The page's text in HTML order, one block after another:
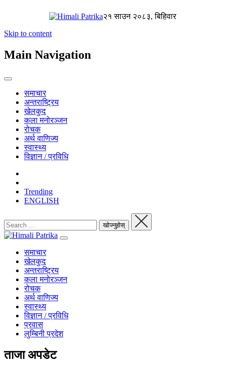
२१ साउन २०८३, बिहिवार
Skip to content
Main Navigation
समाचार
अन्तराष्ट्रिय
खेलकुद
कला मनोरञ्जन
रोचक
अर्थ वाणिज्य
स्वास्थ्य
विज्ञान / प्रविधि
Trending
ENGLISH
समाचार
खेलकुद
अन्तराष्ट्रिय
कला मनोरञ्जन
रोचक
अर्थ वाणिज्य
स्वास्थ्य
विज्ञान / प्रविधि
प्रवास
लुम्बिनी प्रदेश
ताजा अपडेट